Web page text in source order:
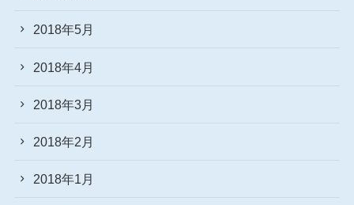
2018年5月
2018年4月
2018年3月
2018年2月
2018年1月